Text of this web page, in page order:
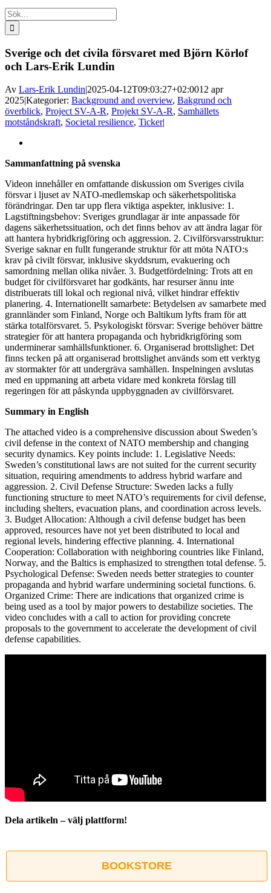
Sök
efter:
Sverige och det civila försvaret med Björn Körlof
och Lars-Erik Lundin
Av Lars-Erik Lundin|2025-04-12T09:03:27+02:0012 apr
2025|Kategorier: Background and overview, Bakgrund och
överblick, Project SV-A-R, Projekt SV-A-R, Samhällets
motståndskraft, Societal resilience, Ticker|
bild
Sammanfattning på svenska
Videon innehåller en omfattande diskussion om Sveriges civila
försvar i ljuset av NATO-medlemskap och säkerhetspolitiska
förändringar. Den tar upp flera viktiga aspekter, inklusive: 1.
Lagstiftningsbehov: Sveriges grundlagar är inte anpassade för
dagens säkerhetssituation, och det finns behov av att ändra lagar för
att hantera hybridkrigföring och aggression. 2. Civilförsvarsstruktur:
Sverige saknar en fullt fungerande struktur för att möta NATO:s
krav på civilt försvar, inklusive skyddsrum, evakuering och
samordning mellan olika nivåer. 3. Budgetfördelning: Trots att en
budget för civilförsvaret har godkänts, har resurser ännu inte
distribuerats till lokal och regional nivå, vilket hindrar effektiv
planering. 4. Internationellt samarbete: Betydelsen av samarbete med
grannländer som Finland, Norge och Baltikum lyfts fram för att
stärka totalförsvaret. 5. Psykologiskt försvar: Sverige behöver bättre
strategier för att hantera propaganda och hybridkrigföring som
underminerar samhällsfunktioner. 6. Organiserad brottslighet: Det
finns tecken på att organiserad brottslighet används som ett verktyg
av stormakter för att undergräva samhällen. Inspelningen avslutas
med en uppmaning att arbeta vidare med konkreta förslag till
regeringen för att påskynda uppbyggnaden av civilförsvaret.
Summary in English
The attached video is a comprehensive discussion about Sweden’s
civil defense in the context of NATO membership and changing
security dynamics. Key points include: 1. Legislative Needs:
Sweden’s constitutional laws are not suited for the current security
situation, requiring amendments to address hybrid warfare and
aggression. 2. Civil Defense Structure: Sweden lacks a fully
functioning structure to meet NATO’s requirements for civil defense,
including shelters, evacuation plans, and coordination across levels.
3. Budget Allocation: Although a civil defense budget has been
approved, resources have not yet been distributed to local and
regional levels, hindering effective planning. 4. International
Cooperation: Collaboration with neighboring countries like Finland,
Norway, and the Baltics is emphasized to strengthen total defense. 5.
Psychological Defense: Sweden needs better strategies to counter
propaganda and hybrid warfare undermining societal functions. 6.
Organized Crime: There are indications that organized crime is
being used as a tool by major powers to destabilize societies. The
video concludes with a call to action for providing concrete
proposals to the government to accelerate the development of civil
defense capabilities.
Dela artikeln – välj plattform!
post
BOOKSTORE